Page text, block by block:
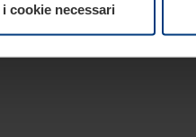
cookie necessari